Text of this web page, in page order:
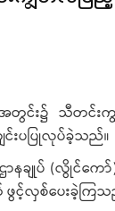
င်း၌ သီတင်း
းပပြုလုပ်ခဲ့သည်။
ဌာနချုပ် (လွို
ဖွင့်လှစ်ပေးခဲ့ကြ